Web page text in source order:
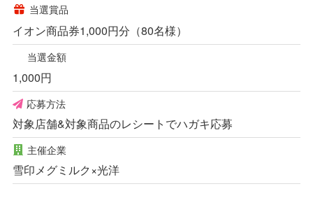
当選賞品
イオン商品券1,000円分（80名様）
当選金額
1,000円
応募方法
対象店舗&対象商品のレシートでハガキ応募
主催企業
雪印メグミルク×光洋